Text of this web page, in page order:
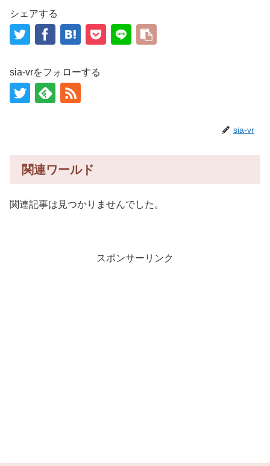
シェアする
sia-vrをフォローする
sia-vr
関連ワールド
関連記事は見つかりませんでした。
スポンサーリンク